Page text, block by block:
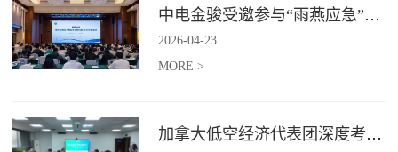
中电金骏受邀参与“雨燕应急”2026年度会议 协同打造空中应急力量
2026-04-23
MORE >
加拿大低空经济代表团深度考察中电金骏